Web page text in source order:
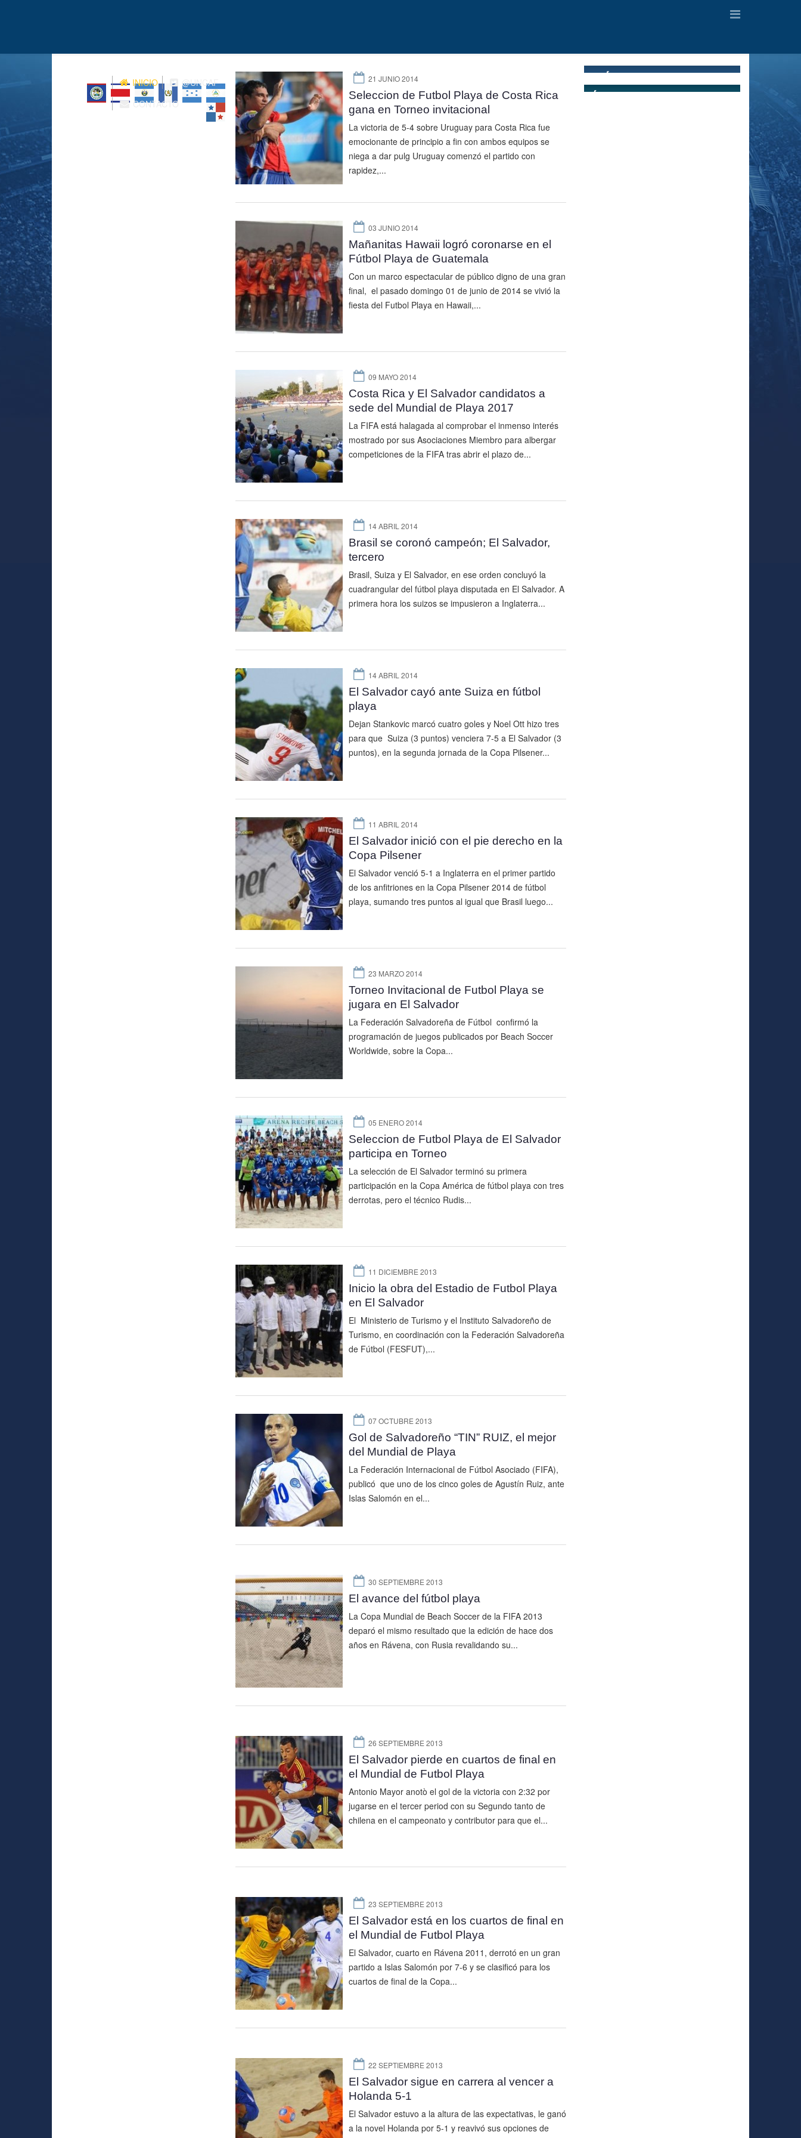
INICIO
@UNCAF
CONTACTO
21 JUNIO 2014
Seleccion de Futbol Playa de Costa Rica
gana en Torneo invitacional
La victoria de 5-4 sobre Uruguay para Costa Rica fue
emocionante de principio a fin con ambos equipos se
niega a dar pulg Uruguay comenzó el partido con
rapidez,...
03 JUNIO 2014
Mañanitas Hawaii logró coronarse en el
Fútbol Playa de Guatemala
Con un marco espectacular de público digno de una gran
final, el pasado domingo 01 de junio de 2014 se vivió la
fiesta del Futbol Playa en Hawaii,...
09 MAYO 2014
Costa Rica y El Salvador candidatos a
sede del Mundial de Playa 2017
La FIFA está halagada al comprobar el inmenso interés
mostrado por sus Asociaciones Miembro para albergar
competiciones de la FIFA tras abrir el plazo de...
14 ABRIL 2014
Brasil se coronó campeón; El Salvador,
tercero
Brasil, Suiza y El Salvador, en ese orden concluyó la
cuadrangular del fútbol playa disputada en El Salvador. A
primera hora los suizos se impusieron a Inglaterra...
14 ABRIL 2014
El Salvador cayó ante Suiza en fútbol
playa
Dejan Stankovic marcó cuatro goles y Noel Ott hizo tres
para que Suiza (3 puntos) venciera 7-5 a El Salvador (3
puntos), en la segunda jornada de la Copa Pilsener...
11 ABRIL 2014
El Salvador inició con el pie derecho en la
Copa Pilsener
El Salvador venció 5-1 a Inglaterra en el primer partido
de los anfitriones en la Copa Pilsener 2014 de fútbol
playa, sumando tres puntos al igual que Brasil luego...
23 MARZO 2014
Torneo Invitacional de Futbol Playa se
jugara en El Salvador
La Federación Salvadoreña de Fútbol confirmó la
programación de juegos publicados por Beach Soccer
Worldwide, sobre la Copa...
05 ENERO 2014
Seleccion de Futbol Playa de El Salvador
participa en Torneo
La selección de El Salvador terminó su primera
participación en la Copa América de fútbol playa con tres
derrotas, pero el técnico Rudis...
11 DICIEMBRE 2013
Inicio la obra del Estadio de Futbol Playa
en El Salvador
El Ministerio de Turismo y el Instituto Salvadoreño de
Turismo, en coordinación con la Federación Salvadoreña
de Fútbol (FESFUT),...
07 OCTUBRE 2013
Gol de Salvadoreño “TIN” RUIZ, el mejor
del Mundial de Playa
La Federación Internacional de Fútbol Asociado (FIFA),
publicó que uno de los cinco goles de Agustín Ruiz, ante
Islas Salomón en el...
30 SEPTIEMBRE 2013
El avance del fútbol playa
La Copa Mundial de Beach Soccer de la FIFA 2013
deparó el mismo resultado que la edición de hace dos
años en Rávena, con Rusia revalidando su...
26 SEPTIEMBRE 2013
El Salvador pierde en cuartos de final en
el Mundial de Futbol Playa
Antonio Mayor anotò el gol de la victoria con 2:32 por
jugarse en el tercer period con su Segundo tanto de
chilena en el campeonato y contributor para que el...
23 SEPTIEMBRE 2013
El Salvador está en los cuartos de final en
el Mundial de Futbol Playa
El Salvador, cuarto en Rávena 2011, derrotó en un gran
partido a Islas Salomón por 7-6 y se clasificó para los
cuartos de final de la Copa...
22 SEPTIEMBRE 2013
El Salvador sigue en carrera al vencer a
Holanda 5-1
El Salvador estuvo a la altura de las expectativas, le ganó
a la novel Holanda por 5-1 y reavivó sus opciones de